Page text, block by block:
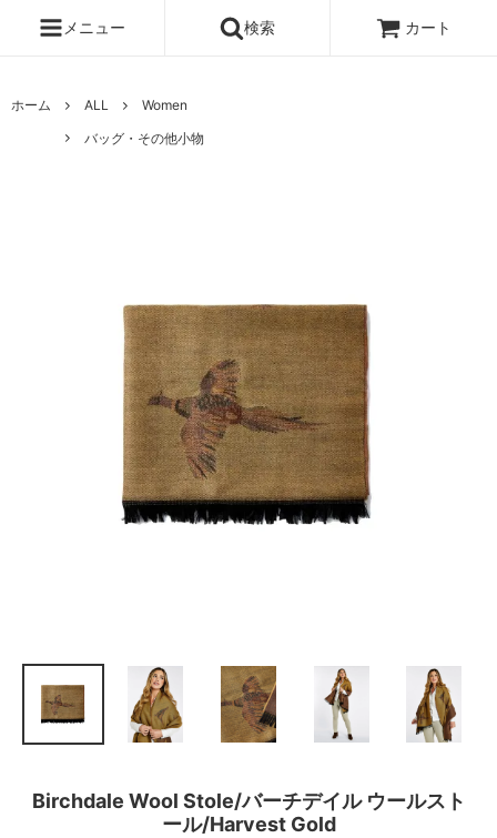
メニュー 検索 カート
ホーム ALL
Women
バッグ・その他小物
Birchdale Wool Stole/バーチデイル ウールスト
ール/Harvest Gold